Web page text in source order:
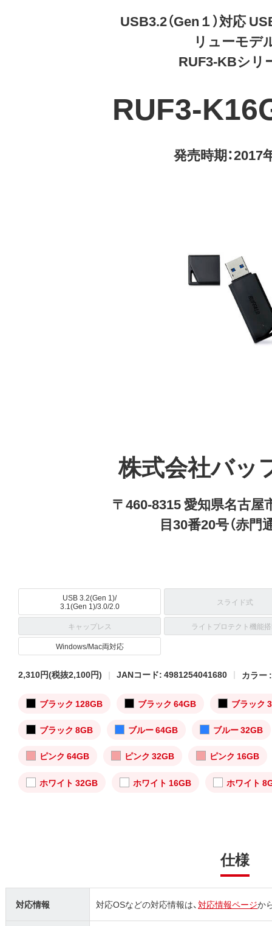
USB3.2（Gen１）対応
リューモデ
RUF3-KBシリ
RUF3-
発売時期：2017
株式会社バッ
〒460-8315 愛知県名古屋
目30番20号（赤門
USB 3.2(Gen 1)/
3.1(Gen 1)/3.0/2.0 スライド式
キャップレス
ライトプロテクト機能
Windows/Mac両対応
2,310円(税抜2,100円) JANコード: 4981254041680 カラー :
ブラック 128GB ブラック 64GB ブラック
ブラック 8GB ブルー 64GB ブルー 32GB
ピンク 64GB ピンク 32GB ピンク 16GB
ホワイト 32GB ホワイト 16GB ホワイト
仕様
対応情報 対応OSなどの対応情報は、対応情報ページか